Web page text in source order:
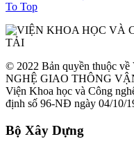
To Top
© 2022 Bản quyền thuộc
NGHỆ GIAO THÔNG
Viện Khoa học và Công
định số 96-NĐ ngày 04/10/
Bộ Xây Dựng